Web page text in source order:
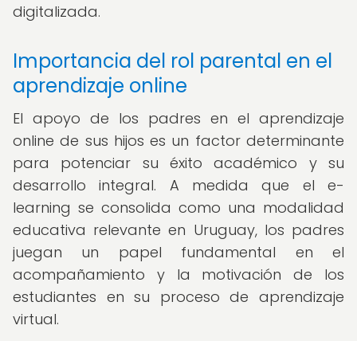
digitalizada.
Importancia del rol parental en el
aprendizaje online
El apoyo de los padres en el aprendizaje
online de sus hijos es un factor determinante
para potenciar su éxito académico y su
desarrollo integral. A medida que el e-
learning se consolida como una modalidad
educativa relevante en Uruguay, los padres
juegan un papel fundamental en el
acompañamiento y la motivación de los
estudiantes en su proceso de aprendizaje
virtual.